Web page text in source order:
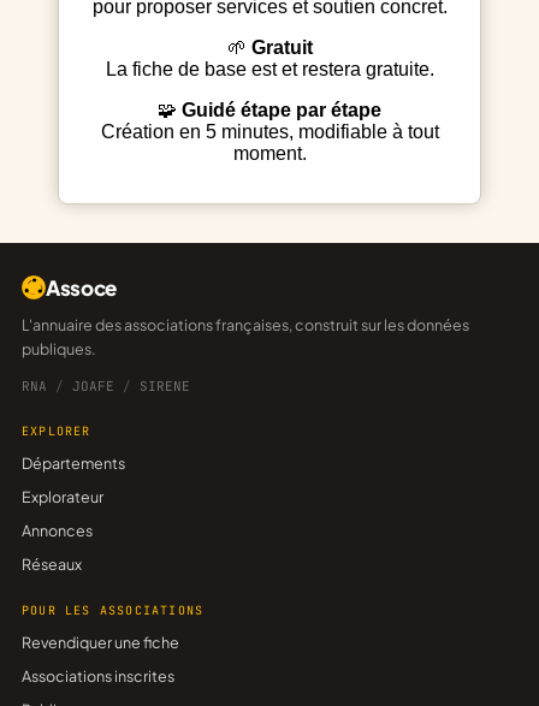
pour proposer services et soutien concret.
Gratuit
La fiche de base est et restera gratuite.
Guidé étape par étape
Création en 5 minutes, modifiable à tout
moment.
Assoce
L'annuaire des associations françaises, construit sur les données
publiques.
RNA / JOAFE / SIRENE
EXPLORER
Départements
Explorateur
Annonces
Réseaux
POUR LES ASSOCIATIONS
Revendiquer une fiche
Associations inscrites